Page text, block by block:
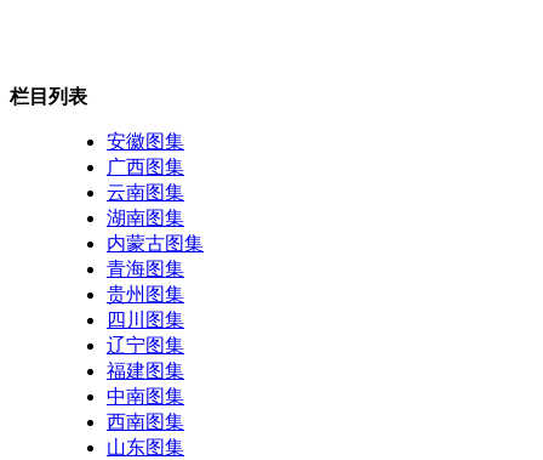
栏目列表
安徽图集
广西图集
云南图集
湖南图集
内蒙古图集
青海图集
贵州图集
四川图集
辽宁图集
福建图集
中南图集
西南图集
山东图集